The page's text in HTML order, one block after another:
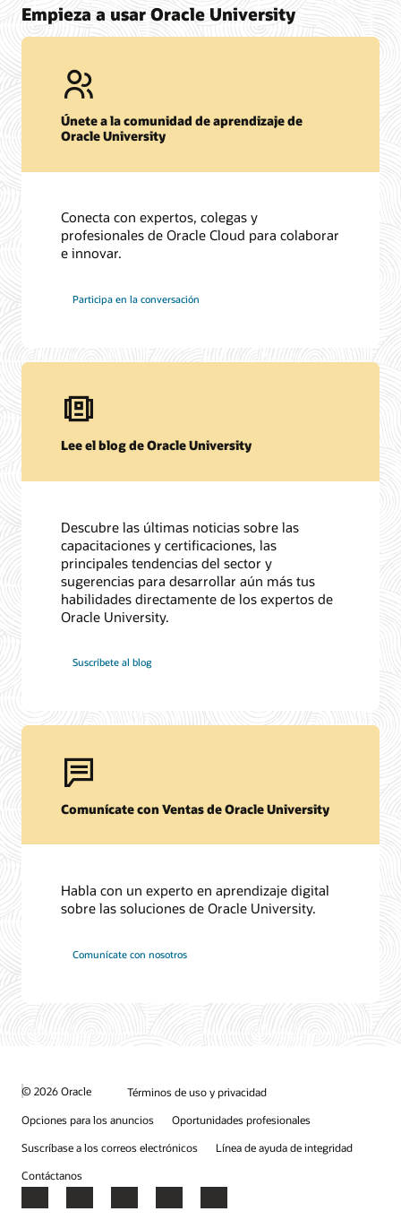
Empieza a usar Oracle University
Únete a la comunidad de aprendizaje de
Oracle University
Conecta con expertos, colegas y
profesionales de Oracle Cloud para colaborar
e innovar.
Participa en la conversación
Lee el blog de Oracle University
Descubre las últimas noticias sobre las
capacitaciones y certificaciones, las
principales tendencias del sector y
sugerencias para desarrollar aún más tus
habilidades directamente de los expertos de
Oracle University.
Suscríbete al blog
Comunícate con Ventas de Oracle University
Habla con un experto en aprendizaje digital
sobre las soluciones de Oracle University.
Comunícate con nosotros
© 2026 Oracle
Términos de uso y privacidad
Opciones para los anuncios
Oportunidades profesionales
Suscríbase a los correos electrónicos
Línea de ayuda de integridad
Contáctanos
Facebook
X LinkedInYouTubeInstagram